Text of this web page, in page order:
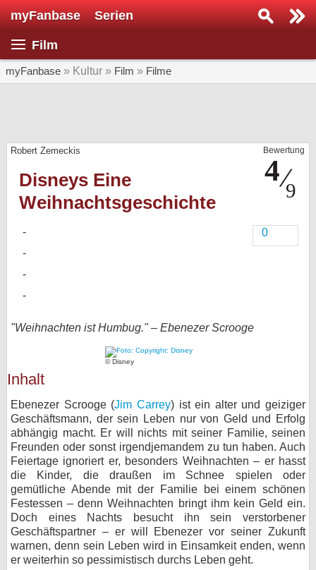
myFanbase Serien
Film
myFanbase » Kultur » Film » Filme
Bewertung
Robert Zemeckis
Disneys Eine
Weihnachtsgeschichte
0
"Weihnachten ist Humbug." – Ebenezer Scrooge
© Disney
Inhalt
Ebenezer Scrooge (Jim Carrey) ist ein alter und geiziger
Geschäftsmann, der sein Leben nur von Geld und Erfolg
abhängig macht. Er will nichts mit seiner Familie, seinen
Freunden oder sonst irgendjemandem zu tun haben. Auch
Feiertage ignoriert er, besonders Weihnachten – er hasst
die Kinder, die draußen im Schnee spielen oder
gemütliche Abende mit der Familie bei einem schönen
Festessen – denn Weihnachten bringt ihm kein Geld ein.
Doch eines Nachts besucht ihn sein verstorbener
Geschäftspartner – er will Ebenezer vor seiner Zukunft
warnen, denn sein Leben wird in Einsamkeit enden, wenn
er weiterhin so pessimistisch durchs Leben geht.
Serie suchen...
SERIEN
KULTUR
bei X
Kontakt
Nutzungsbedingungen
Datenschutz
Cookie-Einstellungen
Impressum
Desktop-Ansicht